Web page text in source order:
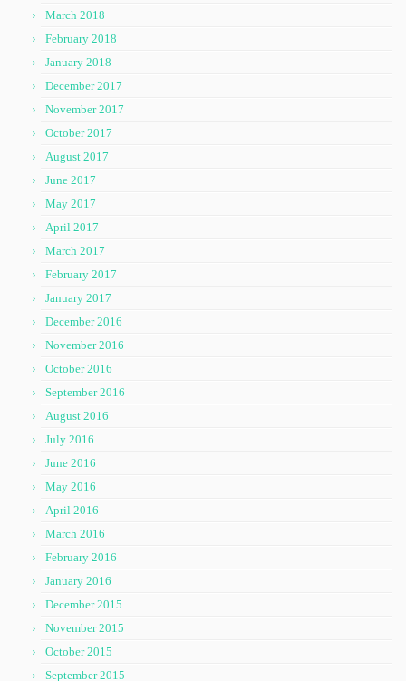
March 2018
February 2018
January 2018
December 2017
November 2017
October 2017
August 2017
June 2017
May 2017
April 2017
March 2017
February 2017
January 2017
December 2016
November 2016
October 2016
September 2016
August 2016
July 2016
June 2016
May 2016
April 2016
March 2016
February 2016
January 2016
December 2015
November 2015
October 2015
September 2015